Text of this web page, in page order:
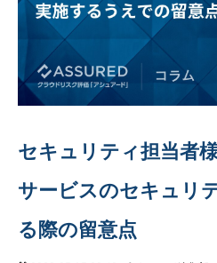
セミナ
コラム
活用事例｜クラウド
セキュリティ担当者
サービスのセキュリ
る際の留意点